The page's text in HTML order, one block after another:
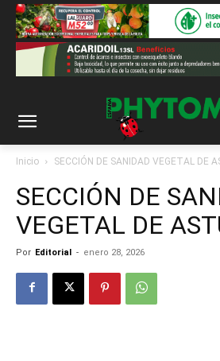
Inicio SECCIÓN DE SANIDAD VEGETAL DE
SECCIÓN DE
VEGETAL DE
Por Editorial - enero 28, 2026